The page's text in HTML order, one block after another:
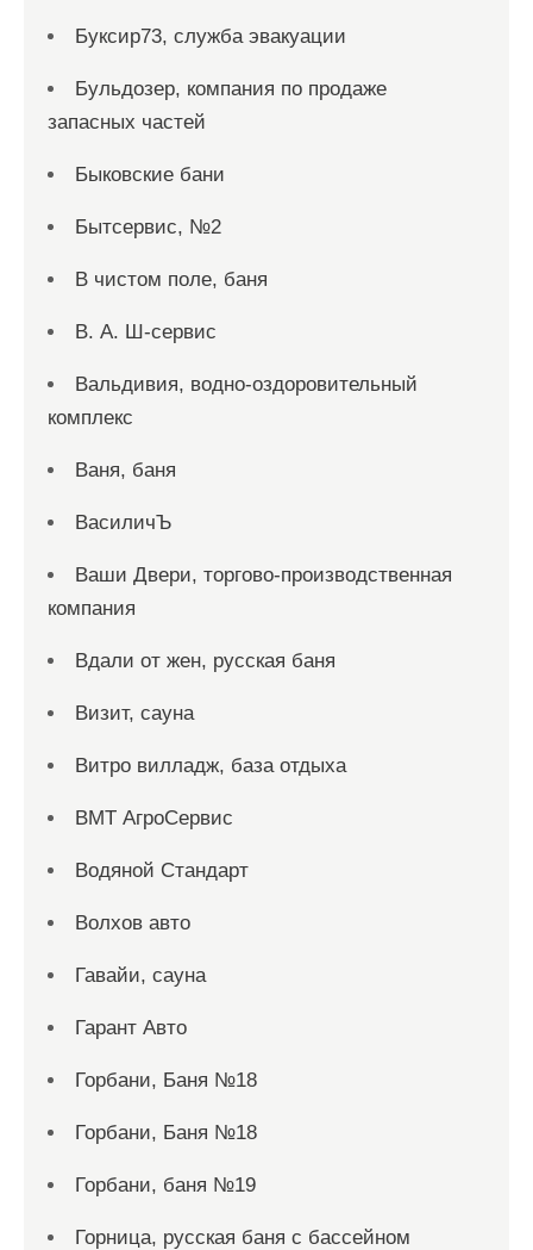
Буксир73, служба эвакуации
Бульдозер, компания по продаже
запасных частей
Быковские бани
Бытсервис, №2
В чистом поле, баня
В. А. Ш-сервис
Вальдивия, водно-оздоровительный
комплекс
Ваня, баня
ВасиличЪ
Ваши Двери, торгово-производственная
компания
Вдали от жен, русская баня
Визит, сауна
Витро вилладж, база отдыха
ВМТ АгроСервис
Водяной Стандарт
Волхов авто
Гавайи, сауна
Гарант Авто
Горбани, Баня №18
Горбани, Баня №18
Горбани, баня №19
Горница, русская баня с бассейном